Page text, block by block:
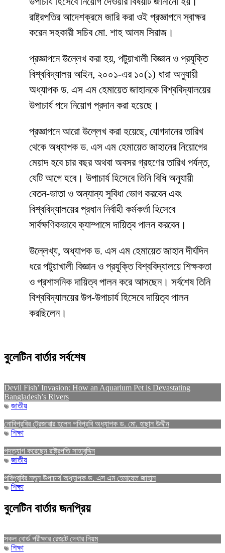
রাষ্ট্রপতির আদেশক্রমে জারি করা ওই প্রজ্ঞাপনে স্বাক্ষর
করেন সহকারী সচিব মো. শাহ আলম সিরাজ।
প্রজ্ঞাপনে উল্লেখ করা হয়, পটুয়াখালী বিজ্ঞান ও প্রযুক্তি
বিশ্ববিদ্যালয় আইন, ২০০১-এর ১০(১) ধারা অনুযায়ী
অধ্যাপক ড. এস এম হেমায়েত জাহানকে বিশ্ববিদ্যালয়ের
উপাচার্য পদে নিয়োগ প্রদান করা হয়েছে।
প্রজ্ঞাপনে আরো উল্লেখ করা হয়েছে, যোগদানের তারিখ
থেকে অধ্যাপক ড. এস এম হেমায়েত জাহানের নিয়োগের
মেয়াদ হবে চার বছর অথবা অবসর গ্রহণের তারিখ পর্যন্ত,
যেটি আগে হবে। উপাচার্য হিসেবে তিনি বিধি অনুযায়ী
বেতন-ভাতা ও অন্যান্য সুবিধা ভোগ করবেন এবং
বিশ্ববিদ্যালয়ের প্রধান নির্বাহী কর্মকর্তা হিসেবে
সার্বক্ষণিকভাবে ক্যাম্পাসে দায়িত্ব পালন করবেন।
উল্লেখ্য, অধ্যাপক ড. এস এম হেমায়েত জাহান দীর্ঘদিন
ধরে পটুয়াখালী বিজ্ঞান ও প্রযুক্তি বিশ্ববিদ্যালয়ে শিক্ষকতা
ও প্রশাসনিক দায়িত্ব পালন করে আসছেন। সর্বশেষ তিনি
বিশ্ববিদ্যালয়ের উপ-উপাচার্য হিসেবে দায়িত্ব পালন
করছিলেন।
বুলেটিন বার্তার সর্বশেষ
Devil Fish’ Invasion: How an Aquarium Pet is Devastating
Bangladesh’s Rivers
জাতীয়
নোবিপ্রবির ট্রেজারার হলেন পবিপ্রবি অধ্যাপক ড. মো. হাছান উদ্দীন
শিক্ষা
পদত্যাগ করেছেন রাষ্ট্রপতি সাহাবুদ্দিন
জাতীয়
পবিপ্রবির নতুন উপাচার্য অধ্যাপক ড. এস এম হেমায়েত জাহান
শিক্ষা
বুলেটিন বার্তার জনপ্রিয়
সকল বোর্ড পরীক্ষার রেজাল্ট দেখার নিয়ম
শিক্ষা